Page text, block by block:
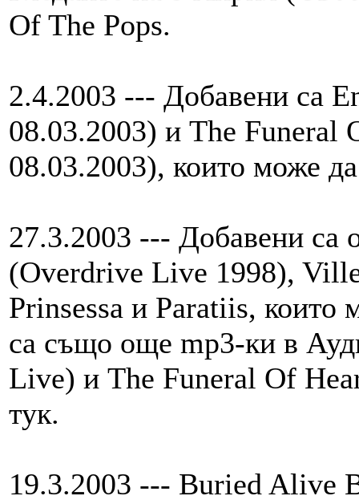
Of The Pops.
2.4.2003 --- Добавени са
08.03.2003) и The Funeral
08.03.2003), които може
27.3.2003 --- Добавени са
(Overdrive Live 1998),
Prinsessa и Paratiis, които
са също още mp3-ки в
Live) и The Funeral Of
тук.
19.3.2003 --- Buried Alive